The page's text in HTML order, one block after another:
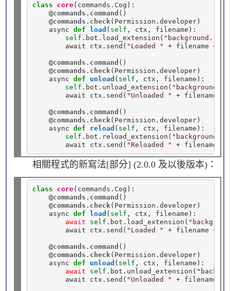
class core(commands.Cog):
@commands.command ()
@commands.check (Permission . developer)
    async
def load ( self , ctx, filename):
self .bot . load_extension( "background."
        await ctx
. send( "Loaded " + filename +
@commands.command ()
@commands.check (Permission . developer)
    async
def unload ( self , ctx, filename):
self .bot . unload_extension( "background."
        await ctx
. send( "Unloaded " + filename
@commands.command ()
@commands.check (Permission . developer)
    async
def reload ( self , ctx, filename):
self .bot . reload_extension( "background."
        await ctx
. send( "Reloaded " + filename
相關程式的新寫法[部分] (2.0.0 及以後版本)：
class core(commands.Cog):
@commands.command ()
@commands.check (Permission . developer)
    async
def load ( self , ctx, filename):
await
self .bot . load_extension(
        await ctx
. send( "Loaded " + filename +
@commands.command ()
@commands.check (Permission . developer)
    async
def unload ( self , ctx, filename):
await
self .bot. unload_extension(
        await ctx
. send( "Unloaded " + filename